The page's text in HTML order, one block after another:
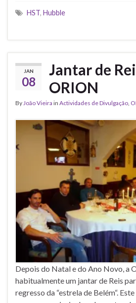
HST, Hubble
JAN
08
Jantar de
ORION
By João Vieira in Actividades de Divulgação
Depois do Natal e do Ano Novo, a
habitualmente um jantar de Reis
regresso da “estrela de Belém“.